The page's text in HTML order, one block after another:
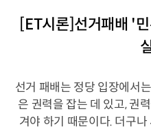
[ET시론]선거패배 '
선거 패배는 정당 입장에서
은 권력을 잡는 데 있고, 권
겨야 하기 때문이다. 더구